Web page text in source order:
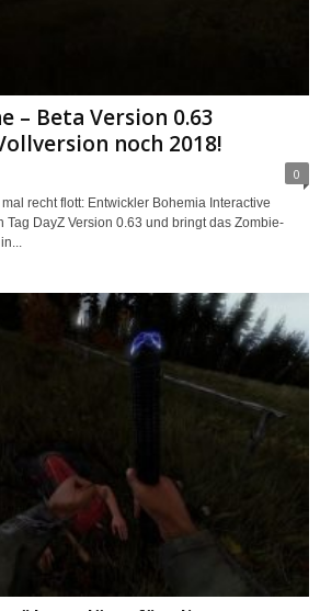
– Beta Version 0.63
noch 2018!
0
recht flott: Entwickler Bohemia Interactive
Tag DayZ Version 0.63 und bringt das Zombie-